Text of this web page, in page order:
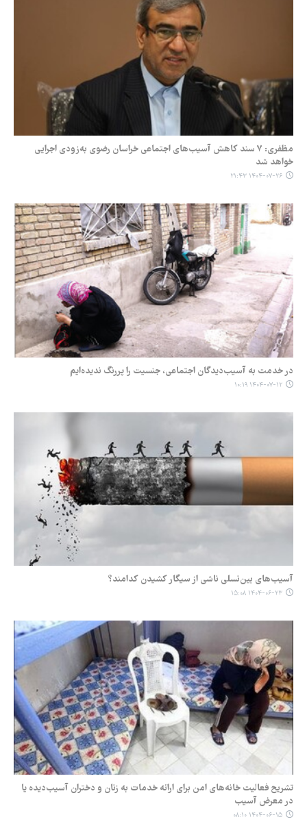
مظفری: ٧ سند کاهش آسیب‌های اجتماعی خراسان رضوی به‌زودی اجرایی
خواهد شد
۱۴۰۴-۰۷-۲۶ ۲۱:۴۳
در خدمت به آسیب‌دیدگان اجتماعی، جنسیت را پررنگ ندیده‌ایم
۱۴۰۴-۰۷-۱۲ ۱۰:۱۹
آسیب‌های بین‌نسلی ناشی از سیگار کشیدن کدامند؟
۱۴۰۴-۰۶-۲۳ ۱۵:۰۸
تشریح فعالیت خانه‌های امن برای ارائه خدمات به زنان و دختران آسیب‌دیده یا
در معرض آسیب
۱۴۰۴-۰۶-۱۵ ۰۸:۱۰